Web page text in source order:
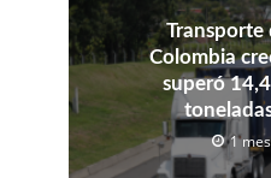
Transporte
Colombia
superó
1